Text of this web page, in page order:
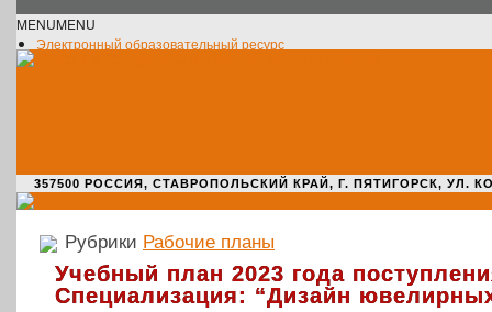
MENUMENU
Электронный образовательный ресурс
357500 РОССИЯ, СТАВРОПОЛЬСКИЙ КРАЙ, Г. ПЯТИГОРСК, УЛ.
Рубрики Рабочие планы
Учебный план 2023 года
Специализация: “Дизайн